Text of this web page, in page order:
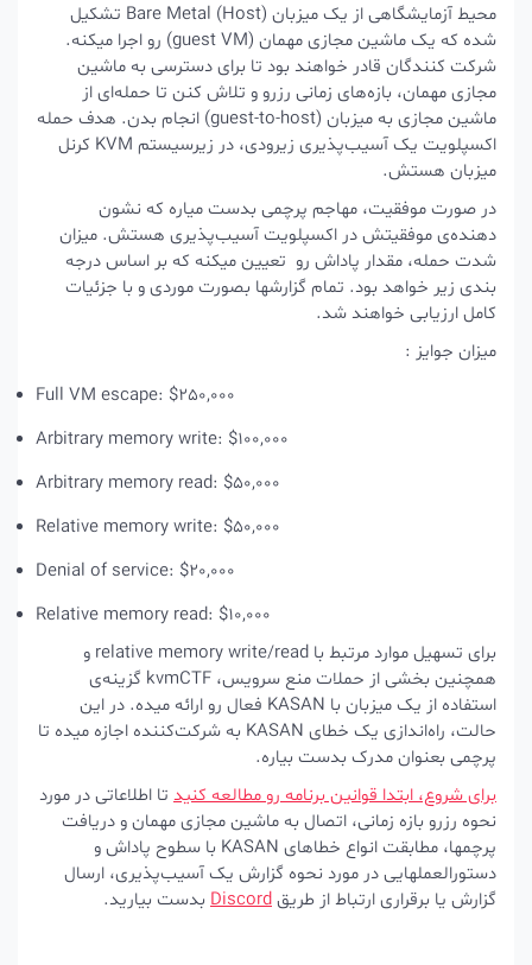
محیط آزمایشگاهی از یک میزبان Bare Metal (Host) تشکیل
شده که یک ماشین مجازی مهمان (guest VM) رو اجرا میکنه.
شرکت‌ کنندگان قادر خواهند بود تا برای دسترسی به ماشین
مجازی مهمان، بازه‌های زمانی رزرو و تلاش کنن تا حمله‌ای از
ماشین مجازی به میزبان (guest-to-host) انجام بدن. هدف حمله
اکسپلویت یک آسیب‌پذیری زیرودی، در
زیرسیستم KVM کرنل
میزبانهستش.
در صورت موفقیت، مهاجم پرچمی بدست میاره که نشون‌
دهنده‌ی موفقیتش در اکسپلویت آسیب‌پذیری هستش. میزان
شدت حمله، مقدار پاداش رو تعیین میکنه که بر اساس درجه
بندی زیر خواهد بود. تمام گزارشها بصورت موردی و با جزئیات
کامل ارزیابی خواهند شد.
میزان جوایز :
Full VM escape: $250,000
Arbitrary memory write: $100,000
Arbitrary memory read: $50,000
Relative memory write: $50,000
Denial of service: $20,000
Relative memory read: $10,000
برای تسهیل موارد مرتبط با relative memory write/read و
همچنین بخشی از حملات منع سرویس، kvmCTF گزینه‌ی
استفاده از یک میزبان با KASAN فعال رو ارائه میده. در این
حالت، راه‌اندازی یک خطای KASAN به شرکت‌کننده اجازه میده تا
پرچمی بعنوان مدرک بدست بیاره.
برای شروع، ابتدا قوانین برنامه رو مطالعه کنیدتا اطلاعاتی در مورد
نحوه رزرو بازه زمانی، اتصال به ماشین مجازی مهمان و دریافت
پرچمها، مطابقت انواع خطاهای KASAN با سطوح پاداش و
دستورالعملهایی در مورد نحوه گزارش یک آسیب‌پذیری، ارسال
گزارش یا برقراری ارتباط از طریقDiscordبدست بیارید.